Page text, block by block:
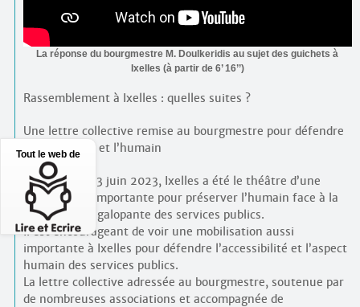
La réponse du bourgmestre M. Doulkeridis au sujet des guichets à
Ixelles (à partir de 6’ 16’’)
Rassemblement à Ixelles : quelles suites ?
Une lettre collective remise au bourgmestre pour défendre
l’accessibilité et l’humain
Le vendredi 23 juin 2023, Ixelles a été le théâtre d’une
mobilisation importante pour préserver l’humain face à la
digitalisation galopante des services publics.
Il est encourageant de voir une mobilisation aussi
importante à Ixelles pour défendre l’accessibilité et l’aspect
humain des services publics.
La lettre collective adressée au bourgmestre, soutenue par
de nombreuses associations et accompagnée de
Tout le web de